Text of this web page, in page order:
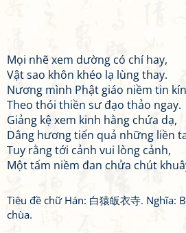
Mọi nhẽ xem dường có chí hay,
Vật sao khôn khéo lạ lùng thay.
Nương mình Phật giáo niềm tin
Theo thói thiền sư đạo thảo ngay.
Giảng kệ xem kinh hằng chứa dạ,
Dâng hương tiến quả những liền
Tuy rằng tới cảnh vui lòng cảnh,
Một tấm niềm đan chửa chút
Tiêu đề chữ Hán: 白猿皈衣寺. Nghĩa:
chùa.